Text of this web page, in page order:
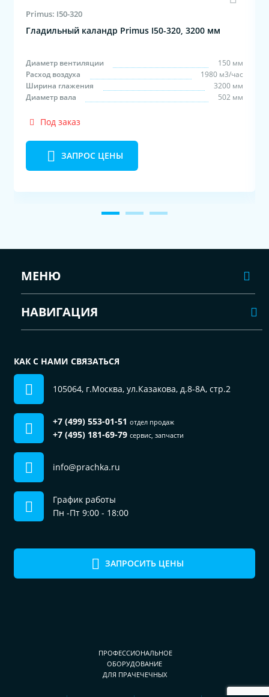
Primus: I50-320
Гладильный каландр Primus I50-320, 3200 мм
Диаметр вентиляции
150 мм
Расход воздуха
1980 м3/час
Ширина глажения
3200 мм
Диаметр вала
502 мм
Под заказ
ЗАПРОС ЦЕНЫ
ПРОФЕССИОНАЛЬНОЕ
ОБОРУДОВАНИЕ
ДЛЯ ПРАЧЕЧЕЧНЫХ
ЗАПРОСИТЬ ЦЕНЫ
МЕНЮ
НАВИГАЦИЯ
КАК С НАМИ СВЯЗАТЬСЯ
105064, г.Москва, ул.Казакова, д.8-8А, стр.2
+7 (499) 553-01-51 отдел продаж
+7 (495) 181-69-79 сервис, запчасти
info@prachka.ru
График работы
Пн -Пт 9:00 - 18:00